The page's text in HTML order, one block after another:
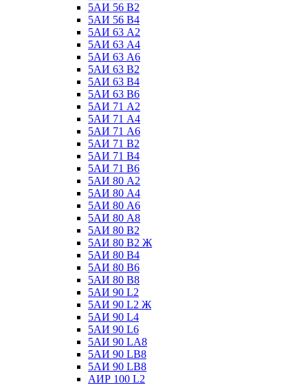
5АИ 56 В2
5АИ 56 В4
5АИ 63 А2
5АИ 63 А4
5АИ 63 А6
5АИ 63 В2
5АИ 63 В4
5АИ 63 В6
5АИ 71 А2
5АИ 71 А4
5АИ 71 А6
5АИ 71 В2
5АИ 71 В4
5АИ 71 В6
5АИ 80 А2
5АИ 80 А4
5АИ 80 А6
5АИ 80 А8
5АИ 80 В2
5АИ 80 В2 Ж
5АИ 80 В4
5АИ 80 В6
5АИ 80 В8
5АИ 90 L2
5АИ 90 L2 Ж
5АИ 90 L4
5АИ 90 L6
5АИ 90 LА8
5АИ 90 LВ8
5АИ 90 LВ8
АИР 100 L2